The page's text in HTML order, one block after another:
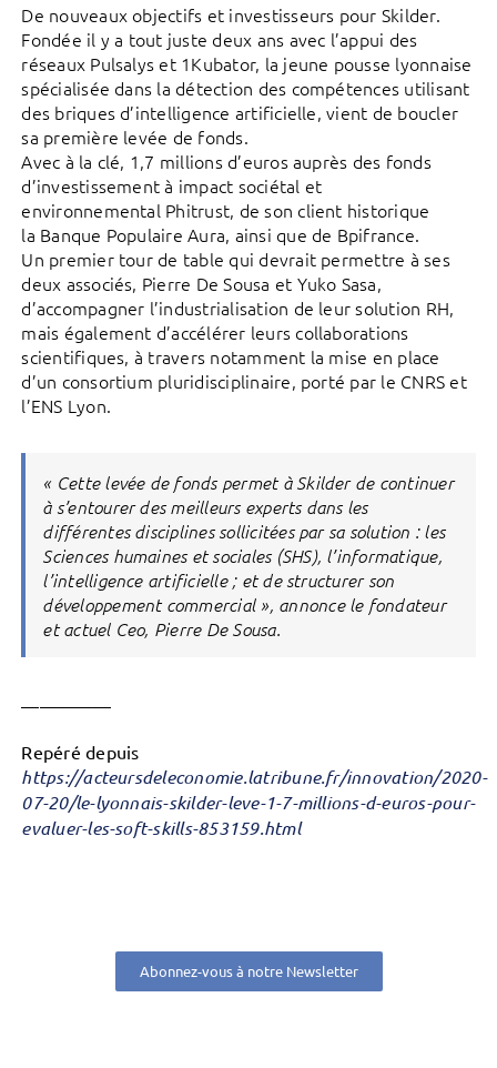
De nouveaux objectifs et investisseurs pour Skilder.
Fondée il y a tout juste deux ans avec l’appui des
réseaux Pulsalys et 1Kubator, la jeune pousse lyonnaise
spécialisée dans la détection des compétences utilisant
des briques d’intelligence artificielle, vient de boucler
sa première levée de fonds.
Avec à la clé, 1,7 millions d’euros auprès des fonds
d’investissement à impact sociétal et
environnemental Phitrust, de son client historique
la Banque Populaire Aura, ainsi que de Bpifrance.
Un premier tour de table qui devrait permettre à ses
deux associés, Pierre De Sousa et Yuko Sasa,
d’accompagner l’industrialisation de leur solution RH,
mais également d’accélérer leurs collaborations
scientifiques, à travers notamment la mise en place
d’un consortium pluridisciplinaire, porté par le CNRS et
l’ENS Lyon.
« Cette levée de fonds permet à Skilder de continuer
à s’entourer des meilleurs experts dans les
différentes disciplines sollicitées par sa solution : les
Sciences humaines et sociales (SHS), l’informatique,
l’intelligence artificielle ; et de structurer son
développement commercial », annonce le fondateur
et actuel Ceo, Pierre De Sousa.
—————
Repéré depuis
https://acteursdeleconomie.latribune.fr/innovation/2020-
07-20/le-lyonnais-skilder-leve-1-7-millions-d-euros-pour-
evaluer-les-soft-skills-853159.html
Abonnez-vous à notre Newsletter